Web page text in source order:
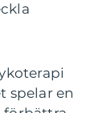
spelar en